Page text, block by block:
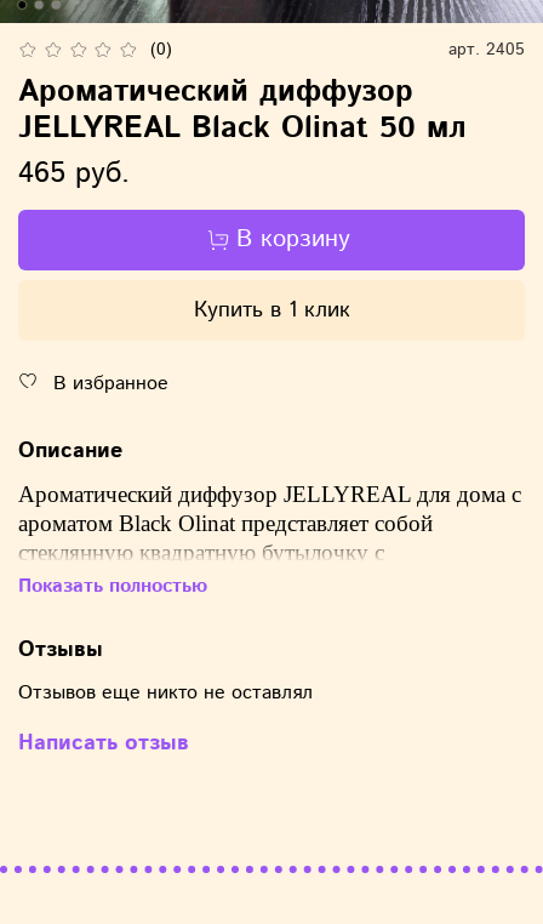
(0) арт. 2405
Ароматический диффузор
JELLYREAL Black Olinat 50 мл
465 руб.
В корзину
Купить в 1 клик
В избранное
Описание
Ароматический диффузор JELLYREAL для дома с
ароматом Black Olinat представляет собой
стеклянную квадратную бутылочку с
аромажидкостью, в которую вы вставляете
Верхние ноты:Груша, Розовый перец и Цветок
апельсина;
Показать полностью
Отзывы
Отзывов еще никто не оставлял
Написать отзыв